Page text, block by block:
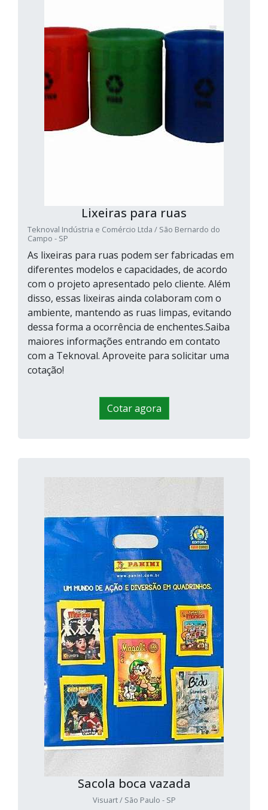
Lixeiras para ruas
Teknoval Indústria e Comércio Ltda / São Bernardo do
Campo - SP
As lixeiras para ruas podem ser fabricadas em
diferentes modelos e capacidades, de acordo
com o projeto apresentado pelo cliente. Além
disso, essas lixeiras ainda colaboram com o
ambiente, mantendo as ruas limpas, evitando
dessa forma a ocorrência de enchentes.Saiba
maiores informações entrando em contato
com a Teknoval. Aproveite para solicitar uma
cotação!
Cotar agora
Sacola boca vazada
Visuart / São Paulo - SP